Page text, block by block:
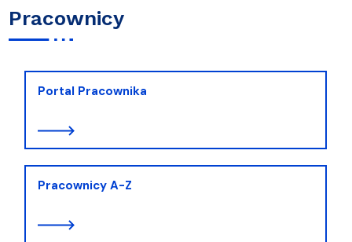
Pracownicy
Portal Pracownika
Pracownicy A-Z